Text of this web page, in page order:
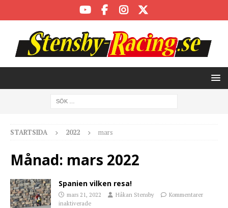
STARTSIDA 2022 mars
Månad: mars 2022
Spanien vilken resa!
mars 21, 2022 Håkan Stensby
Kommentarer
inaktiverade